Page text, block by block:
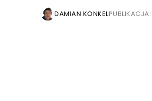
DAMIAN KONKELPUBLIKACJA: